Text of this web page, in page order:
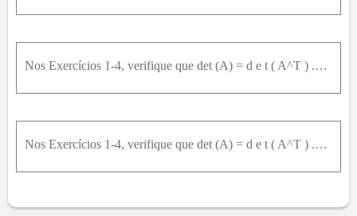
Nos Exercícios 1-4, verifique que det (A) = d e t ( A^T ) .1.A = [[[-,2,3],[,,,1,4]]]
Nos Exercícios 1-4, verifique que det (A) = d e t ( A^T ) .2.A = [[[-,6,,,,1],[,,,2,-,2]]]